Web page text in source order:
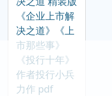
《企业上市解
决之道》《上
市那些事》
《投行十年》
作者投行小兵
力作 pdf